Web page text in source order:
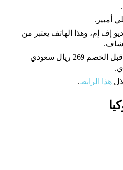
إف إم، وهذا الهاتف يعتبر من
كشاف.
سعر الجوال على متجر نون قبل الخصم 269 ريال سعودي
هذا الرابط.